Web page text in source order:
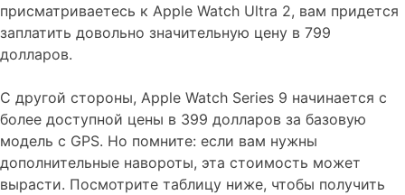
присматриваетесь к Apple Watch Ultra 2, вам придется
заплатить довольно значительную цену в 799
долларов.
С другой стороны, Apple Watch Series 9 начинается с
более доступной цены в 399 долларов за базовую
модель с GPS. Но помните: если вам нужны
дополнительные навороты, эта стоимость может
вырасти. Посмотрите таблицу ниже, чтобы получить